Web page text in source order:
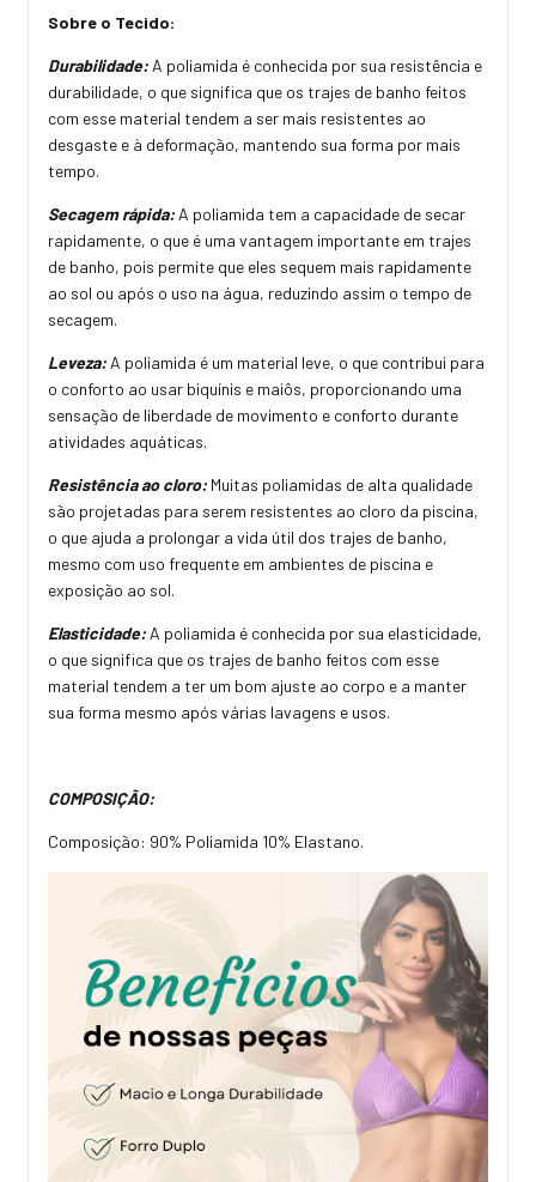
Sobre o Tecido:
Durabilidade: A poliamida é conhecida por sua resistência e
durabilidade, o que significa que os trajes de banho feitos
com esse material tendem a ser mais resistentes ao
desgaste e à deformação, mantendo sua forma por mais
tempo.
Secagem rápida: A poliamida tem a capacidade de secar
rapidamente, o que é uma vantagem importante em trajes
de banho, pois permite que eles sequem mais rapidamente
ao sol ou após o uso na água, reduzindo assim o tempo de
secagem.
Leveza: A poliamida é um material leve, o que contribui para
o conforto ao usar biquínis e maiôs, proporcionando uma
sensação de liberdade de movimento e conforto durante
atividades aquáticas.
Resistência ao cloro: Muitas poliamidas de alta qualidade
são projetadas para serem resistentes ao cloro da piscina,
o que ajuda a prolongar a vida útil dos trajes de banho,
mesmo com uso frequente em ambientes de piscina e
exposição ao sol.
Elasticidade: A poliamida é conhecida por sua elasticidade,
o que significa que os trajes de banho feitos com esse
material tendem a ter um bom ajuste ao corpo e a manter
sua forma mesmo após várias lavagens e usos.
COMPOSIÇÃO:
Composição: 90% Poliamida 10% Elastano.